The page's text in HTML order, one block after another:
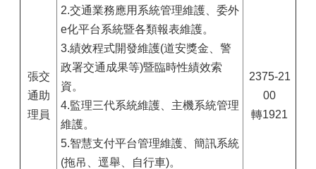
張交
通助
理員
2.交通業務應用系統管理維護、委外
e化平台系統暨各類報表維護。
3.績效程式開發維護(道安獎金、警
政署交通成果等)暨臨時性績效索
資。
4.監理三代系統維護、主機系統管理
維護。
5.智慧支付平台管理維護、簡訊系統
(拖吊、逕舉、自行車)。
2375-21
00
轉1921